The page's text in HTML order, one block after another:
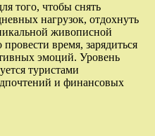
того, чтобы снять
нагрузок, отдохнуть
живописной
время, зарядиться
эмоций. Уровень
туристами
и финансовых